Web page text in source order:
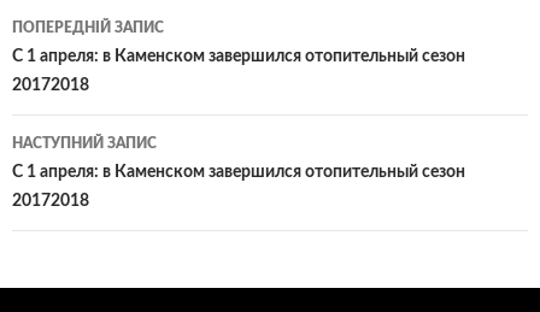
Навігація
по
ПОПЕРЕДНІЙ ЗАПИС
С 1 апреля: в Каменском завершился отопительный сезон
20172018
НАСТУПНИЙ ЗАПИС
С 1 апреля: в Каменском завершился отопительный сезон
20172018